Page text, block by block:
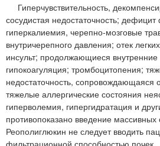
Гиперчувствительность,
сосудистая недостаточность;
гиперкалиемия, черепно-мозговые
внутричерепного давления; отек
инсульт; продолжающиеся внутренние
гипокоагуляция; тромбоцитопения;
недостаточность, сопровождающаяся
тяжелые аллергические состояния
гиперволемия, гипергидратация и
противопоказано введение
Реополиглюкин не следует вводить
фильтрационной способностью почек.